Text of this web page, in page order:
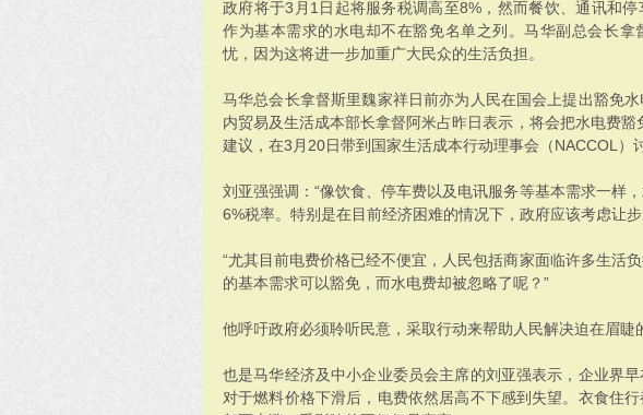
政府将于3月1日起将服务税调高至8%，然而餐饮、通讯和
作为基本需求的水电却不在豁免名单之列。马华副总会长拿
忧，因为这将进一步加重广大民众的生活负担。
马华总会长拿督斯里魏家祥日前亦为人民在国会上提出豁免
内贸易及生活成本部长拿督阿米占昨日表示，将会把水电费豁
建议，在3月20日带到国家生活成本行动理事会（NACCOL）
刘亚强强调：“像饮食、停车费以及电讯服务等基本需求一样
6%税率。特别是在目前经济困难的情况下，政府应该考虑让步
“尤其目前电费价格已经不便宜，人民包括商家面临许多生活
的基本需求可以豁免，而水电费却被忽略了呢？”
他呼吁政府必须聆听民意，采取行动来帮助人民解决迫在眉睫
也是马华经济及中小企业委员会主席的刘亚强表示，企业界早
对于燃料价格下滑后，电费依然居高不下感到失望。衣食住